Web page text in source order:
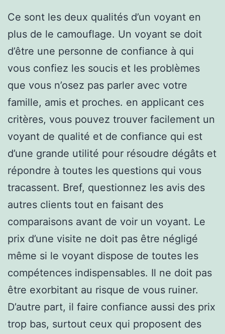
Ce sont les deux qualités d’un voyant en
plus de le camouflage. Un voyant se doit
d’être une personne de confiance à qui
vous confiez les soucis et les problèmes
que vous n’osez pas parler avec votre
famille, amis et proches. en applicant ces
critères, vous pouvez trouver facilement un
voyant de qualité et de confiance qui est
d’une grande utilité pour résoudre dégâts et
répondre à toutes les questions qui vous
tracassent. Bref, questionnez les avis des
autres clients tout en faisant des
comparaisons avant de voir un voyant. Le
prix d’une visite ne doit pas être négligé
même si le voyant dispose de toutes les
compétences indispensables. Il ne doit pas
être exorbitant au risque de vous ruiner.
D’autre part, il faire confiance aussi des prix
trop bas, surtout ceux qui proposent des